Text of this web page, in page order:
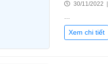
30/11/2022 |
...
Xem chi tiết